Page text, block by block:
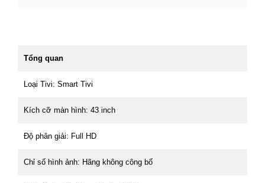
Tổng quan
Loại Tivi: Smart Tivi
Kích cỡ màn hình: 43 inch
Độ phân giải: Full HD
Chỉ số hình ảnh: Hãng không công bố